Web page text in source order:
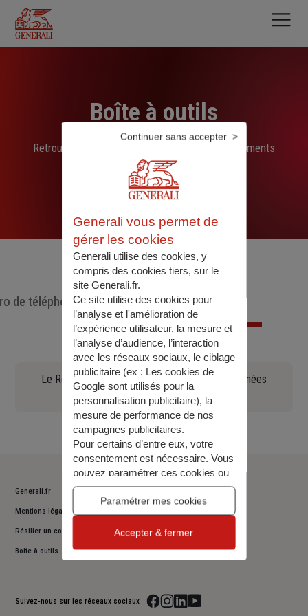
contenu
principal
Boîte à outils
Retrouvez ici les liens, N° de téléphone et documents
sélectionnés par nos soins
de téléphone utiles Documents utiles
Le Règlement général sur la protection des données
(90.97 KO)
Generali.fr
Mentions légales
Résilier un contrat
Boite à outils
Suivez-nous sur les réseaux sociaux
Generali vous permet de
gérer les cookies
Generali utilise des cookies, y
compris des cookies tiers, sur le
site Generali.fr.
Ce site utilise des cookies pour
l’analyse et l'amélioration de
l’expérience utilisateur, la mesure et
l’analyse d’audience, l’interaction
avec les réseaux sociaux, le ciblage
publicitaire (ex : Les cookies de
Google sont utilisés pour la
personnalisation publicitaire), la
mesure de performance de nos
campagnes publicitaires.
Pour certains d’entre eux, votre
consentement est nécessaire. Vous
pouvez paramétrer ces cookies ou
bien tous les accepter, ou alors
décider de continuer votre
navigation sans les accepter. Vous
pourrez modifier ce choix à tout
Pour plus d’information,consulter
Paramétrer mes cookies
Continuer sans accepter
Accepter & fermer